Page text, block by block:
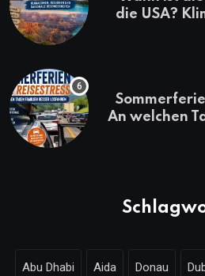
die USA?
An welchen
Abu Dhabi Aida Donau